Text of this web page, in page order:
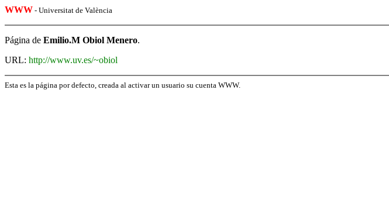
WWW - Universitat de València
Página de Emilio.M Obiol Menero.
URL: http://www.uv.es/~obiol
Esta es la página por defecto, creada al activar un usuario su cuenta WWW.